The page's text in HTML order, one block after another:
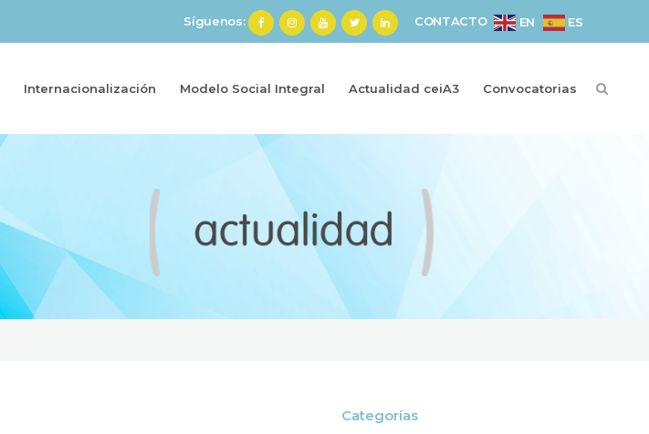
Síguenos: CONTACTO EN ES
Internacionalización Modelo Social Integral Actualidad ceiA3 Convocatorias
Categorías